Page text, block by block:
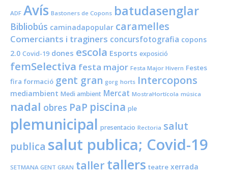
ADF Avís Bastoners de Copons batudasenglar
Bibliobús caminadapopular caramelles
Comerciants i traginers concursfotografia copons
2.0 Covid-19 dones escola Esports exposició
femSelectiva festa major Festa Major Hivern Festes
fira formació gent gran gorg horts Intercopons
mediambient Medi ambient Mercat MostraHortícola música
nadal obres PaP piscina ple
plemunicipal presentacio Rectoria salut
publica salut publica; Covid-19
SETMANA GENT GRAN taller tallers teatre xerrada